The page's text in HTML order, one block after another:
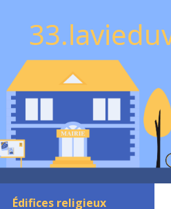
Édifices religieux